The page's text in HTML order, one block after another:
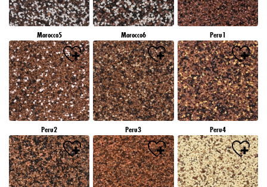
Morocco5 Morocco6 Peru1
Peru2 Peru3 Peru4